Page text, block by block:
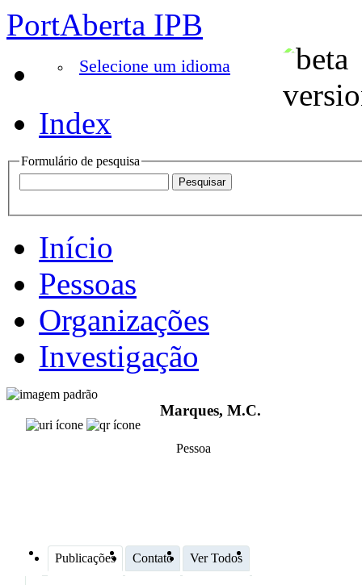
PortAberta IPB
Selecione um idioma
Index
Formulário de pesquisa
Início
Pessoas
Organizações
Investigação
Marques, M.C.
Pessoa
Publicações Contato Ver Todos